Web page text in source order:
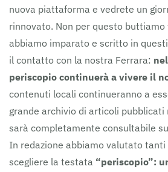
nuova piattaforma e vedrete un
rinnovato. Non per questo buttiamo
abbiamo imparato e scritto in
il contatto con la nostra Ferrara:
periscopio continuerà a vivere il
contenuti locali continueranno a
grande archivio di articoli pubblicati
sarà completamente consultabile
In redazione abbiamo valutato
scegliere la testata “periscopio”: